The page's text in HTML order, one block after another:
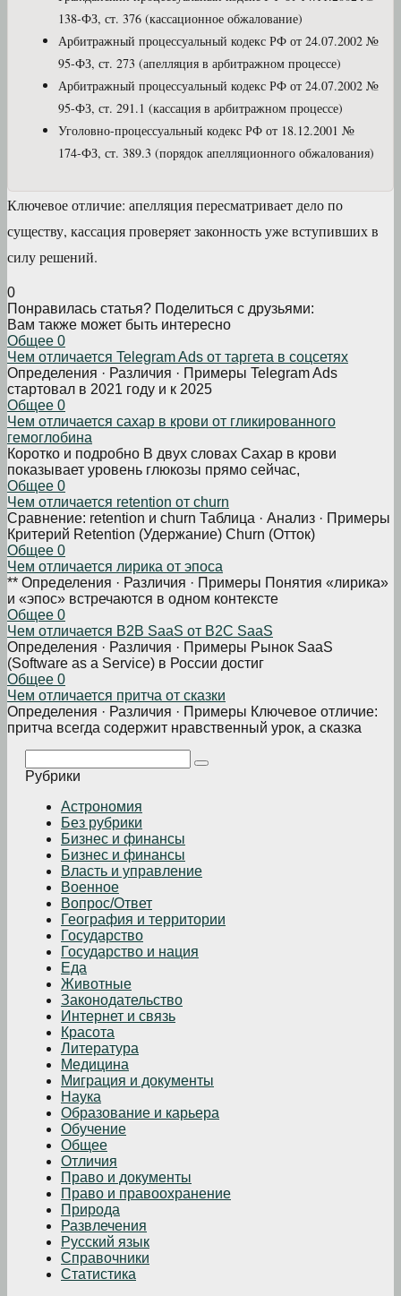
138-ФЗ, ст. 376 (кассационное обжалование)
Арбитражный процессуальный кодекс РФ от 24.07.2002 №
95-ФЗ, ст. 273 (апелляция в арбитражном процессе)
Арбитражный процессуальный кодекс РФ от 24.07.2002 №
95-ФЗ, ст. 291.1 (кассация в арбитражном процессе)
Уголовно-процессуальный кодекс РФ от 18.12.2001 №
174-ФЗ, ст. 389.3 (порядок апелляционного обжалования)
Ключевое отличие: апелляция пересматривает дело по
существу, кассация проверяет законность уже вступивших в
силу решений.
0
Понравилась статья? Поделиться с друзьями:
Вам также может быть интересно
Общее 0
Чем отличается Telegram Ads от таргета в соцсетях
Определения · Различия · Примеры Telegram Ads
стартовал в 2021 году и к 2025
Общее 0
Чем отличается сахар в крови от гликированного
гемоглобина
Коротко и подробно В двух словах Сахар в крови
показывает уровень глюкозы прямо сейчас,
Общее 0
Чем отличается retention от churn
Сравнение: retention и churn Таблица · Анализ · Примеры
Критерий Retention (Удержание) Churn (Отток)
Общее 0
Чем отличается лирика от эпоса
** Определения · Различия · Примеры Понятия «лирика»
и «эпос» встречаются в одном контексте
Общее 0
Чем отличается B2B SaaS от B2C SaaS
Определения · Различия · Примеры Рынок SaaS
(Software as a Service) в России достиг
Общее 0
Чем отличается притча от сказки
Определения · Различия · Примеры Ключевое отличие:
притча всегда содержит нравственный урок, а сказка
Рубрики
Астрономия
Без рубрики
Бизнеc и финансы
Бизнес и финансы
Власть и управление
Военное
Вопрос/Ответ
География и территории
Государство
Государство и нация
Еда
Животные
Законодательство
Интернет и связь
Красота
Литература
Медицина
Миграция и документы
Наука
Образование и карьера
Обучение
Общее
Отличия
Право и документы
Право и правоохранение
Природа
Развлечения
Русский язык
Справочники
Статистика